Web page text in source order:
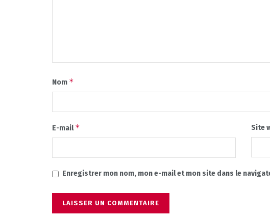
Nom *
E-mail* Site
Enregistrer mon nom, mon e-mail et mon site dans le